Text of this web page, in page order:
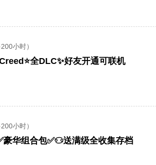
小时）
全DLC✨好友开通可联机
小时）
华组合包✅♋送满级全收集存档